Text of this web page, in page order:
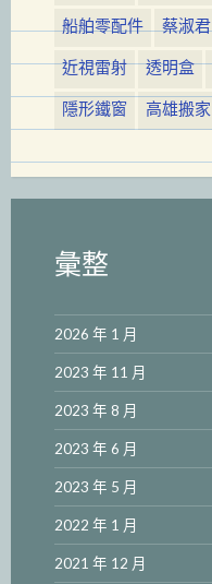
船舶零配件
蔡淑君
近視雷射
透明盒
隱形鐵窗
高雄搬家
彙整
2026 年 1 月
2023 年 11 月
2023 年 8 月
2023 年 6 月
2023 年 5 月
2022 年 1 月
2021 年 12 月